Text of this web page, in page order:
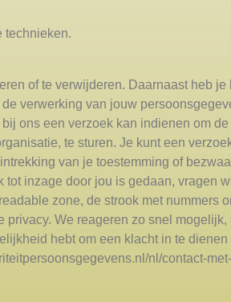
technieken.
of te verwijderen. Daarnaast heb
verwerking van jouw
ons een verzoek kan indienen om
te sturen. Je kunt een
van je toestemming of
inzage door jou is gedaan, vragen
zone, de strook met nummers
We reageren zo snel
hebt om een klacht in te
nl/contact-